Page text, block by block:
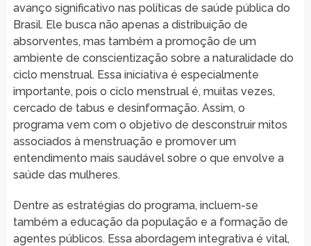
avanço significativo nas políticas de saúde pública do
Brasil. Ele busca não apenas a distribuição de
absorventes, mas também a promoção de um
ambiente de conscientização sobre a naturalidade do
ciclo menstrual. Essa iniciativa é especialmente
importante, pois o ciclo menstrual é, muitas vezes,
cercado de tabus e desinformação. Assim, o
programa vem com o objetivo de desconstruir mitos
associados à menstruação e promover um
entendimento mais saudável sobre o que envolve a
saúde das mulheres.
Dentre as estratégias do programa, incluem-se
também a educação da população e a formação de
agentes públicos. Essa abordagem integrativa é vital,